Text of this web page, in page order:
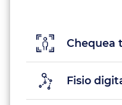
Carencias
Preexistencias
Chequea
Fisio